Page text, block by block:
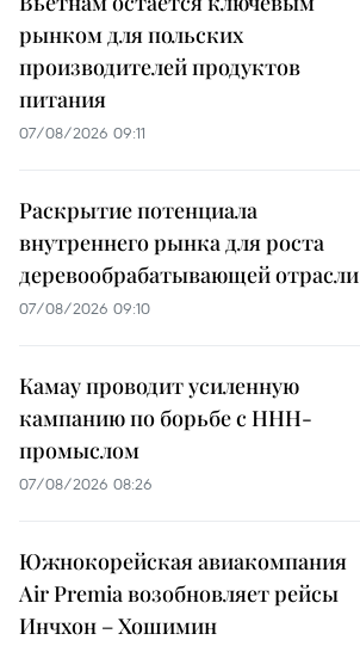
рынком для польских
производителей продуктов
питания
07/08/2026 09:11
Раскрытие потенциала
внутреннего рынка для роста
деревообрабатывающей отрасли
07/08/2026 09:10
Камау проводит усиленную
кампанию по борьбе с ННН-
промыслом
07/08/2026 08:26
Южнокорейская авиакомпания
Air Premia возобновляет рейсы
Инчхон – Хошимин